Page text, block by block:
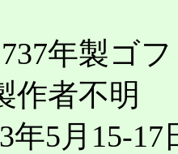
年製ゴ
作者不明
5月15-17